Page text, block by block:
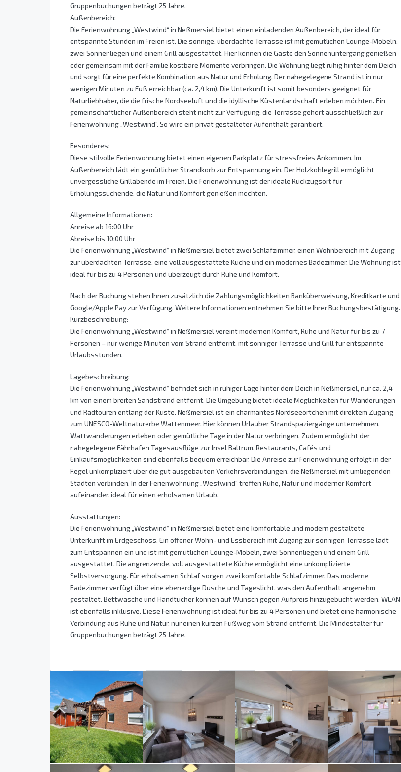
Gruppenbuchungen beträgt 25 Jahre.
Außenbereich:
Die Ferienwohnung „Westwind“ in Neßmersiel bietet einen einladenden Außenbereich, der ideal für
entspannte Stunden im Freien ist. Die sonnige, überdachte Terrasse ist mit gemütlichen Lounge-Möbeln,
zwei Sonnenliegen und einem Grill ausgestattet. Hier können die Gäste den Sonnenuntergang genießen
oder gemeinsam mit der Familie kostbare Momente verbringen. Die Wohnung liegt ruhig hinter dem Deich
und sorgt für eine perfekte Kombination aus Natur und Erholung. Der nahegelegene Strand ist in nur
wenigen Minuten zu Fuß erreichbar (ca. 2,4 km). Die Unterkunft ist somit besonders geeignet für
Naturliebhaber, die die frische Nordseeluft und die idyllische Küstenlandschaft erleben möchten. Ein
gemeinschaftlicher Außenbereich steht nicht zur Verfügung; die Terrasse gehört ausschließlich zur
Ferienwohnung „Westwind“. So wird ein privat gestalteter Aufenthalt garantiert.
Besonderes:
Diese stilvolle Ferienwohnung bietet einen eigenen Parkplatz für stressfreies Ankommen. Im
Außenbereich lädt ein gemütlicher Strandkorb zur Entspannung ein. Der Holzkohlegrill ermöglicht
unvergessliche Grillabende im Freien. Die Ferienwohnung ist der ideale Rückzugsort für
Erholungssuchende, die Natur und Komfort genießen möchten.
Allgemeine Informationen:
Anreise ab 16:00 Uhr
Abreise bis 10:00 Uhr
Die Ferienwohnung „Westwind“ in Neßmersiel bietet zwei Schlafzimmer, einen Wohnbereich mit Zugang
zur überdachten Terrasse, eine voll ausgestattete Küche und ein modernes Badezimmer. Die Wohnung ist
ideal für bis zu 4 Personen und überzeugt durch Ruhe und Komfort.
Nach der Buchung stehen Ihnen zusätzlich die Zahlungsmöglichkeiten Banküberweisung, Kreditkarte und
Google/Apple Pay zur Verfügung. Weitere Informationen entnehmen Sie bitte Ihrer Buchungsbestätigung.
Kurzbeschreibung:
Die Ferienwohnung „Westwind“ in Neßmersiel vereint modernen Komfort, Ruhe und Natur für bis zu 7
Personen – nur wenige Minuten vom Strand entfernt, mit sonniger Terrasse und Grill für entspannte
Urlaubsstunden.
Lagebeschreibung:
Die Ferienwohnung „Westwind“ befindet sich in ruhiger Lage hinter dem Deich in Neßmersiel, nur ca. 2,4
km von einem breiten Sandstrand entfernt. Die Umgebung bietet ideale Möglichkeiten für Wanderungen
und Radtouren entlang der Küste. Neßmersiel ist ein charmantes Nordseeörtchen mit direktem Zugang
zum UNESCO-Weltnaturerbe Wattenmeer. Hier können Urlauber Strandspaziergänge unternehmen,
Wattwanderungen erleben oder gemütliche Tage in der Natur verbringen. Zudem ermöglicht der
nahegelegene Fährhafen Tagesausflüge zur Insel Baltrum. Restaurants, Cafés und
Einkaufsmöglichkeiten sind ebenfalls bequem erreichbar. Die Anreise zur Ferienwohnung erfolgt in der
Regel unkompliziert über die gut ausgebauten Verkehrsverbindungen, die Neßmersiel mit umliegenden
Städten verbinden. In der Ferienwohnung „Westwind“ treffen Ruhe, Natur und moderner Komfort
aufeinander, ideal für einen erholsamen Urlaub.
Ausstattungen:
Die Ferienwohnung „Westwind“ in Neßmersiel bietet eine komfortable und modern gestaltete
Unterkunft im Erdgeschoss. Ein offener Wohn- und Essbereich mit Zugang zur sonnigen Terrasse lädt
zum Entspannen ein und ist mit gemütlichen Lounge-Möbeln, zwei Sonnenliegen und einem Grill
ausgestattet. Die angrenzende, voll ausgestattete Küche ermöglicht eine unkomplizierte
Selbstversorgung. Für erholsamen Schlaf sorgen zwei komfortable Schlafzimmer. Das moderne
Badezimmer verfügt über eine ebenerdige Dusche und Tageslicht, was den Aufenthalt angenehm
gestaltet. Bettwäsche und Handtücher können auf Wunsch gegen Aufpreis hinzugebucht werden. WLAN
ist ebenfalls inklusive. Diese Ferienwohnung ist ideal für bis zu 4 Personen und bietet eine harmonische
Verbindung aus Ruhe und Natur, nur einen kurzen Fußweg vom Strand entfernt. Die Mindestalter für
Gruppenbuchungen beträgt 25 Jahre.